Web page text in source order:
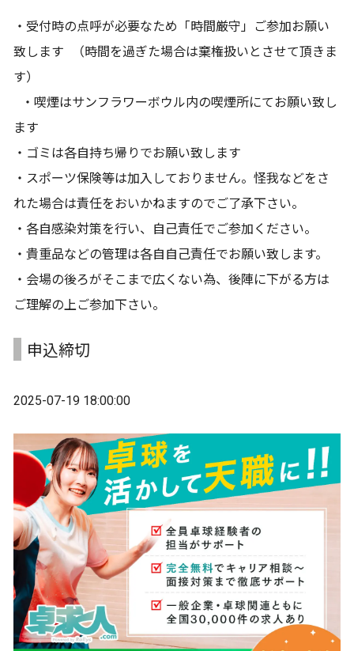
・受付時の点呼が必要なため「時間厳守」ご参加お願い
致します （時間を過ぎた場合は棄権扱いとさせて頂きま
す）
・喫煙はサンフラワーボウル内の喫煙所にてお願い致し
ます
・ゴミは各自持ち帰りでお願い致します
・スポーツ保険等は加入しておりません。怪我などをさ
れた場合は責任をおいかねますのでご了承下さい。
・各自感染対策を行い、自己責任でご参加ください。
・貴重品などの管理は各自自己責任でお願い致します。
・会場の後ろがそこまで広くない為、後陣に下がる方は
ご理解の上ご参加下さい。
申込締切
2025-07-19 18:00:00